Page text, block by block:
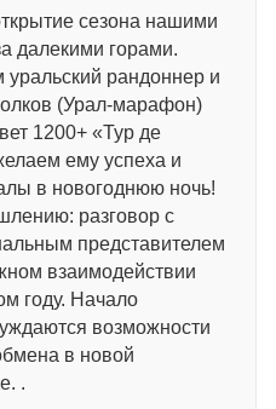
сезона нашими
далекими горами.
рандоннер и
(Урал-марафон)
1200+ «Тур де
ему успеха и
в новогоднюю ночь!
разговор с
представителем
взаимодействии
году. Начало
возможности
в новой
.